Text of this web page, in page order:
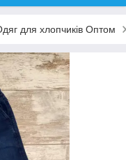
для хлопчиків Оптом